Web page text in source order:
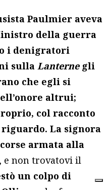
Paulmier aveva
della guerra
i denigratori
sullaLanternegli
che egli si
altrui;
col racconto
La signora
armata alla
, e non trovatovi il
un colpo di